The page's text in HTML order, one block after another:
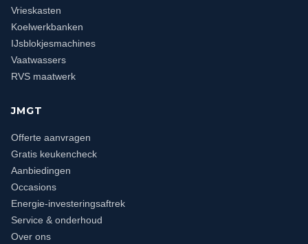
Vrieskasten
Koelwerkbanken
IJsblokjesmachines
Vaatwassers
RVS maatwerk
JMGT
Offerte aanvragen
Gratis keukencheck
Aanbiedingen
Occasions
Energie-investeringsaftrek
Service & onderhoud
Over ons